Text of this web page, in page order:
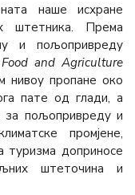
наше исхране
штетника. Према
и пољопривреду
and Agriculture
нивоу пропане око
пате од глади, а
за пољопривреду и
промјене,
туризма доприносе
штеточина и